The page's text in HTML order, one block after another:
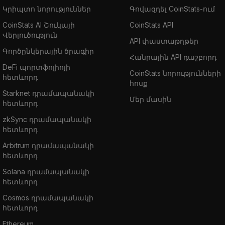
Կրիպտո նորություններ
CoinStats AI Շուկայի
Վերլուծություն
Գործընկերային ծրագիր
DeFi պորտֆոլիոյի
հետևորդ
Starknet դրամապանակի
հետևորդ
zkSync դրամապանակի
հետևորդ
Arbitrum դրամապանակի
հետևորդ
Solana դրամապանակի
հետևորդ
Cosmos դրամապանակի
հետևորդ
Գովազդել CoinStats-ում
CoinStats API
API փաստաթղթեր
Հանրային API դաշբորդ
CoinStats նորությունների
հոսք
Մեր մասին